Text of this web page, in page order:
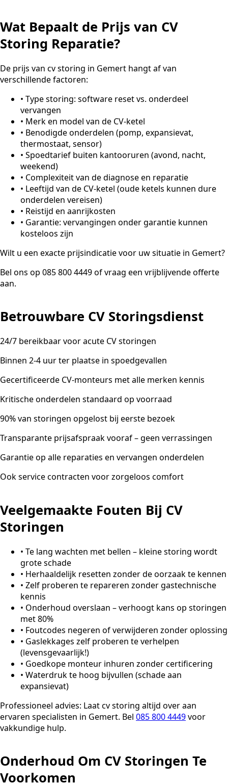
Wat Bepaalt de Prijs van CV
Storing Reparatie?
De prijs van cv storing in Gemert hangt af van
verschillende factoren:
• Type storing: software reset vs. onderdeel
vervangen
• Merk en model van de CV-ketel
• Benodigde onderdelen (pomp, expansievat,
thermostaat, sensor)
• Spoedtarief buiten kantooruren (avond, nacht,
weekend)
• Complexiteit van de diagnose en reparatie
• Leeftijd van de CV-ketel (oude ketels kunnen dure
onderdelen vereisen)
• Reistijd en aanrijkosten
• Garantie: vervangingen onder garantie kunnen
kosteloos zijn
Wilt u een exacte prijsindicatie voor uw situatie in Gemert?
Bel ons op 085 800 4449 of vraag een vrijblijvende offerte
aan.
Betrouwbare CV Storingsdienst
24/7 bereikbaar voor acute CV storingen
Binnen 2-4 uur ter plaatse in spoedgevallen
Gecertificeerde CV-monteurs met alle merken kennis
Kritische onderdelen standaard op voorraad
90% van storingen opgelost bij eerste bezoek
Transparante prijsafspraak vooraf – geen verrassingen
Garantie op alle reparaties en vervangen onderdelen
Ook service contracten voor zorgeloos comfort
Veelgemaakte Fouten Bij CV
Storingen
• Te lang wachten met bellen – kleine storing wordt
grote schade
• Herhaaldelijk resetten zonder de oorzaak te kennen
• Zelf proberen te repareren zonder gastechnische
kennis
• Onderhoud overslaan – verhoogt kans op storingen
met 80%
• Foutcodes negeren of verwijderen zonder oplossing
• Gaslekkages zelf proberen te verhelpen
(levensgevaarlijk!)
• Goedkope monteur inhuren zonder certificering
• Waterdruk te hoog bijvullen (schade aan
expansievat)
Professioneel advies: Laat cv storing altijd over aan
ervaren specialisten in Gemert. Bel 085 800 4449voor
vakkundige hulp.
Onderhoud Om CV Storingen Te
Voorkomen